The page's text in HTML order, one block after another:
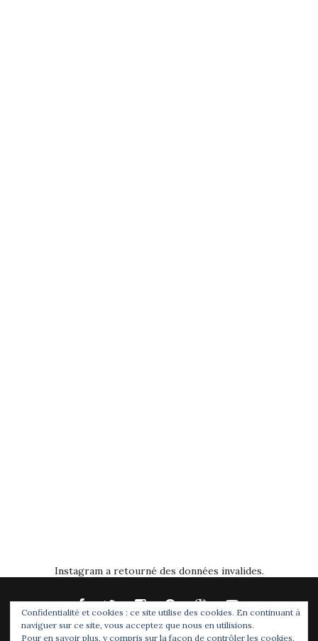
Instagram a retourné des données invalides.
Confidentialité et cookies : ce site utilise des cookies. En continuant à
naviguer sur ce site, vous acceptez que nous en utilisions.
Pour en savoir plus, y compris sur la façon de contrôler les cookies,